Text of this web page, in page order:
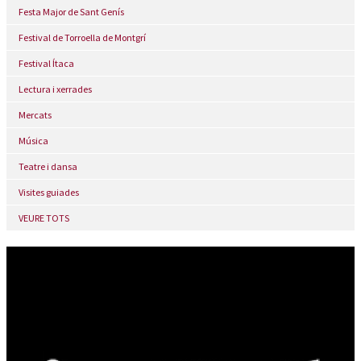
Festa Major de Sant Genís
Festival de Torroella de Montgrí
Festival Ítaca
Lectura i xerrades
Mercats
Música
Teatre i dansa
Visites guiades
VEURE TOTS